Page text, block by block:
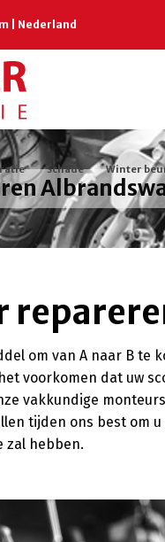
| Nederland
Schade Winter
om van A naar B te
voorkomen dat uw
vakkundige
tijden ons best om
zal hebben.